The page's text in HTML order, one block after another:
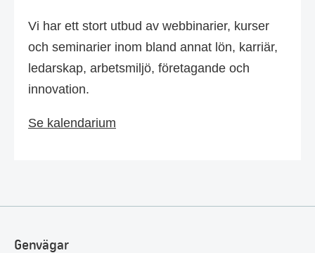
Vi har ett stort utbud av webbinarier, kurser
och seminarier inom bland annat lön, karriär,
ledarskap, arbetsmiljö, företagande och
innovation.
Se kalendarium
Genvägar